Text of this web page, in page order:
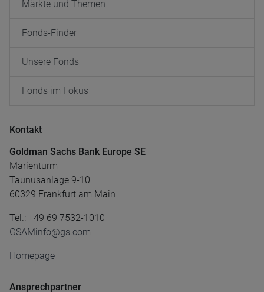
Märkte und Themen
Fonds-Finder
Unsere Fonds
Fonds im Fokus
Kontakt
Goldman Sachs Bank Europe SE
Marienturm
Taunusanlage 9-10
60329 Frankfurt am Main
Tel.: +49 69 7532-1010
GSAMinfo@gs.com
Homepage
Ansprechpartner